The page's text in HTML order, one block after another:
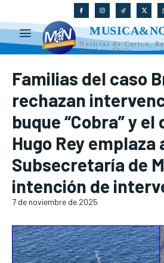
Noticias de Curicó,
Maule y Chile
Familias del caso
rechazan
buque “Cobra” y
Hugo Rey emplaza
Subsecretaría de
intención de
7 de noviembre de 2025